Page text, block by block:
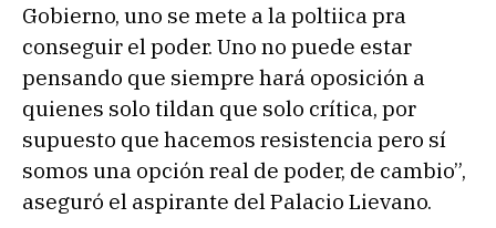
Gobierno, uno se mete a la poltiica pra
conseguir el poder. Uno no puede estar
pensando que siempre hará oposición a
quienes solo tildan que solo crítica, por
supuesto que hacemos resistencia pero sí
somos una opción real de poder, de cambio”,
aseguró el aspirante del Palacio Lievano.